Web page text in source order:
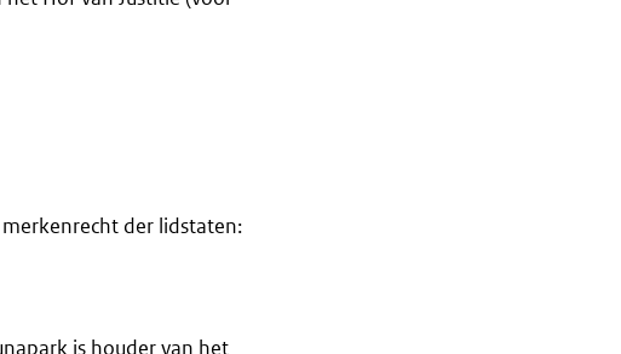
der lidstaten:
is houder van het